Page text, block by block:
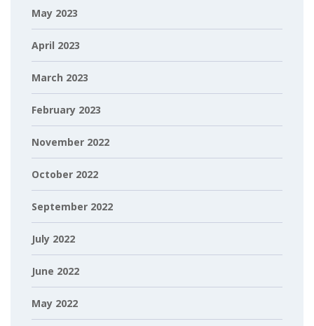
May 2023
April 2023
March 2023
February 2023
November 2022
October 2022
September 2022
July 2022
June 2022
May 2022